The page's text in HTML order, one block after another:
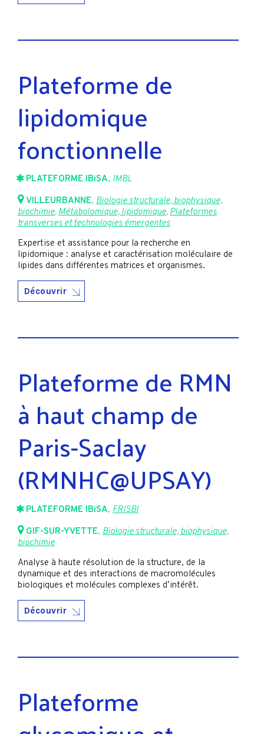
Plateforme de
lipidomique
fonctionnelle
PLATEFORME IBiSA, IMBL
VILLEURBANNE, Biologie structurale, biophysique,
biochimie,Métabolomique, lipidomique,Plateformes
transverses et technologies émergentes
Expertise et assistance pour la recherche en
lipidomique : analyse et caractérisation moléculaire de
lipides dans différentes matrices et organismes.
Découvrir
Plateforme de RMN
à haut champ de
Paris-Saclay
(RMNHC@UPSAY)
PLATEFORME IBiSA, FRISBI
GIF-SUR-YVETTE, Biologie structurale, biophysique,
biochimie
Analyse à haute résolution de la structure, de la
dynamique et des interactions de macromolécules
biologiques et molécules complexes d’intérêt.
Découvrir
Plateforme